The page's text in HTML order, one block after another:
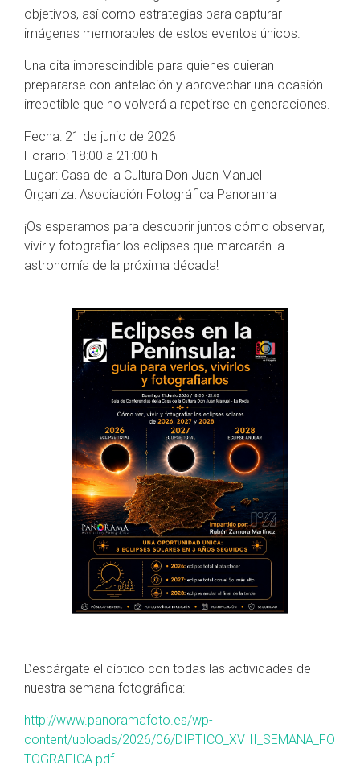
objetivos, así como estrategias para capturar
imágenes memorables de estos eventos únicos.
Una cita imprescindible para quienes quieran
prepararse con antelación y aprovechar una ocasión
irrepetible que no volverá a repetirse en generaciones.
Fecha: 21 de junio de 2026
Horario: 18:00 a 21:00 h
Lugar: Casa de la Cultura Don Juan Manuel
Organiza: Asociación Fotográfica Panorama
¡Os esperamos para descubrir juntos cómo observar,
vivir y fotografiar los eclipses que marcarán la
astronomía de la próxima década!
Descárgate el díptico con todas las actividades de
nuestra semana fotográfica:
http://www.panoramafoto.es/wp-
content/uploads/2026/06/DIPTICO_XVIII_SEMANA_FO
TOGRAFICA.pdf